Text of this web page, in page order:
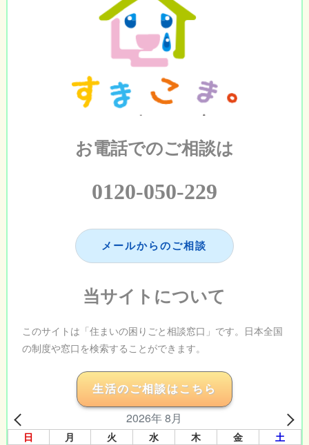
お電話でのご相談は
0120-050-229
メールからのご相談
当サイトについて
このサイトは「住まいの困りごと相談窓口」です。日本全国
の制度や窓口を検索することができます。
生活のご相談はこちら
2026年 8月
日 月 火 水 木 金 土